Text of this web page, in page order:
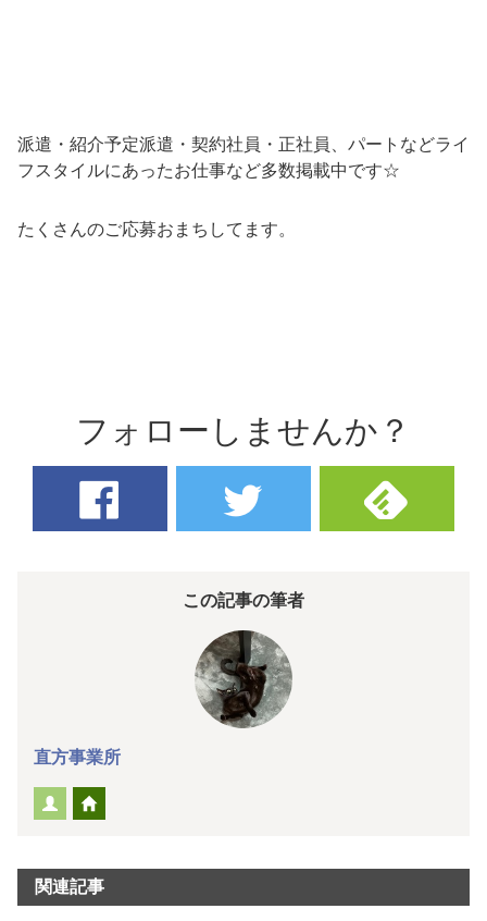
派遣・紹介予定派遣・契約社員・正社員、パートなどライ
フスタイルにあったお仕事など多数掲載中です☆
たくさんのご応募おまちしてます。
フォローしませんか？
この記事の筆者
直方事業所
関連記事